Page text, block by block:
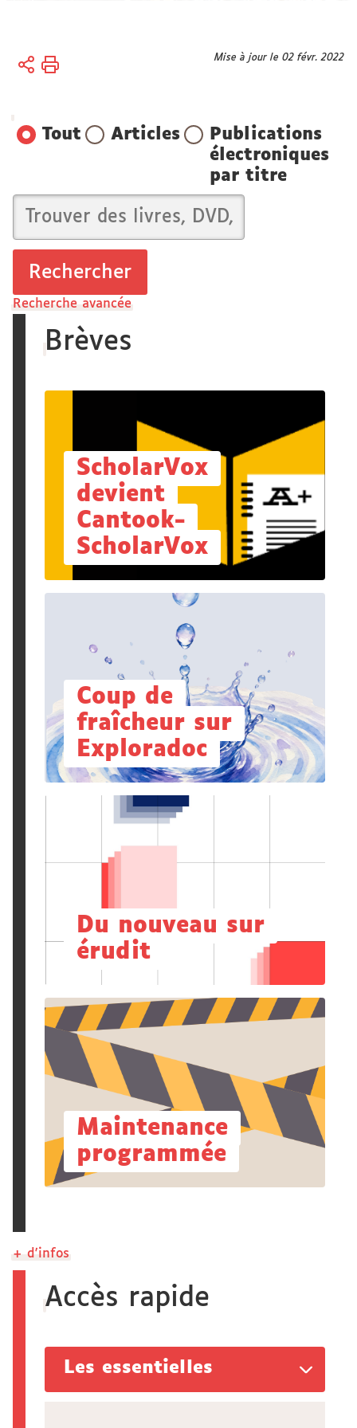
Vous
Accueil
Bibliothèque
Mise à jour le 02 févr. 2022
Tout Articles
Publications
électroniques
par titre
Recherche avancée
Brèves
ScholarVox
devient
Cantook-
ScholarVox
Coup de
fraîcheur sur
Exploradoc
Du nouveau sur
érudit
Maintenance
programmée
+ d'infos
Accès rapide
Les essentielles